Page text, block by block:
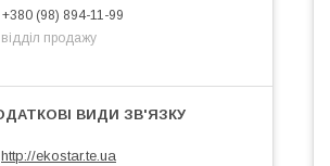
+380 (98) 894-11-99
відділ продажу
http://ekostar.te.ua